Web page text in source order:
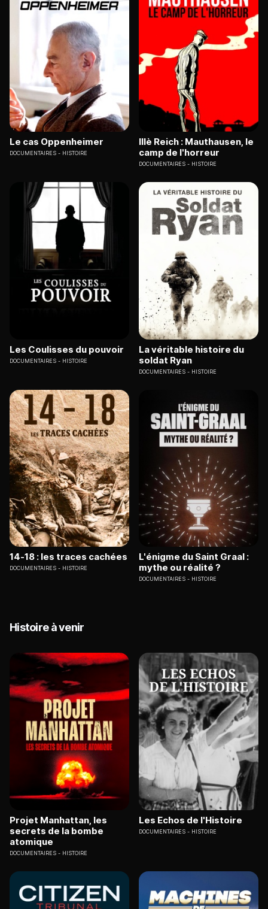
Le cas Oppenheimer
DOCUMENTAIRES HISTOIRE
IIIè Reich : Mauthausen, le
camp de l'horreur
DOCUMENTAIRES HISTOIRE
Les Coulisses du pouvoir
DOCUMENTAIRES HISTOIRE
La véritable histoire du
soldat Ryan
DOCUMENTAIRES HISTOIRE
14-18 : les traces cachées
DOCUMENTAIRES HISTOIRE
L'énigme du Saint Graal :
mythe ou réalité ?
DOCUMENTAIRES HISTOIRE
Histoire à venir
Projet Manhattan, les
secrets de la bombe
atomique
DOCUMENTAIRES HISTOIRE
Les Echos de l'Histoire
DOCUMENTAIRES HISTOIRE